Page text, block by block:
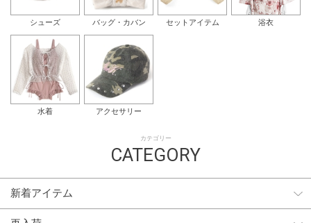
シューズ バッグ・カバン セットアイテム 浴衣
水着 アクセサリー
カテゴリー
CATEGORY
新着アイテム